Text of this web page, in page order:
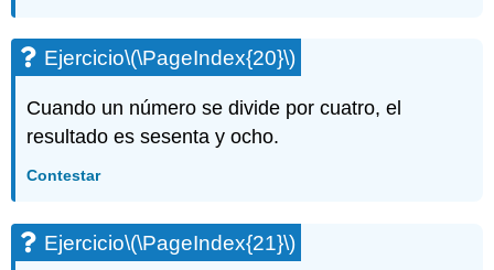
Ejercicio\(\PageIndex{20}\)
Cuando un número se divide por cuatro, el
resultado es sesenta y ocho.
Contestar
Ejercicio\(\PageIndex{21}\)